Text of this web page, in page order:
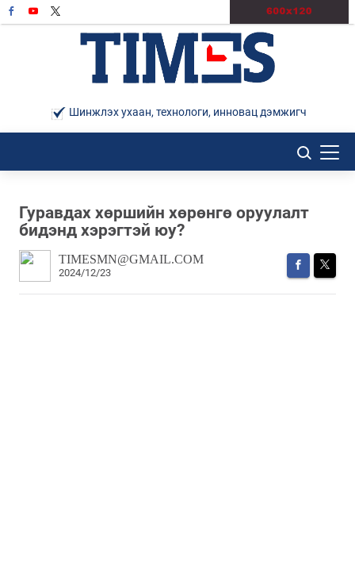
Шинжлэх ухаан, технологи, инновац дэмжигч
Гуравдах хөршийн хөрөнгө оруулалт
бидэнд хэрэгтэй юу?
TIMESMN@GMAIL.COM
2024/12/23